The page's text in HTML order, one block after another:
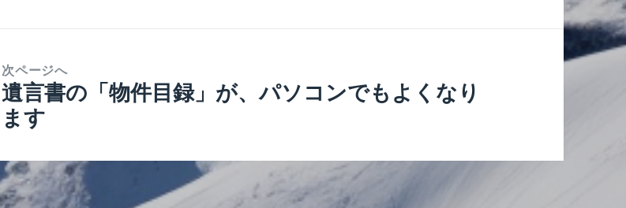
次ページへ
次
の
稿:
遺言書の「物件目録」が、パソコンでもよくなり
ます